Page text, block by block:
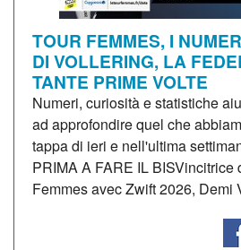
TOUR FEMMES, I
DI VOLLERING, LA
TANTE PRIME VOLTE
Numeri, curiosità e statistiche
ad approfondire quel che
tappa di ieri e nell'ultima
PRIMA A FARE IL BISVincitrice
Femmes avec Zwift 2026, Demi